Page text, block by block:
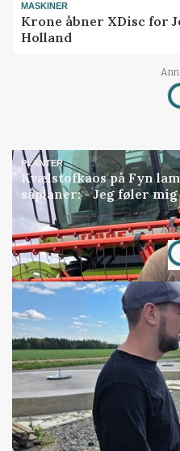
MASKINER
Krone åbner XDisc for
Holland
PLANTER
Kvælstofkaos på Fyn
såplaner: - Jeg føler